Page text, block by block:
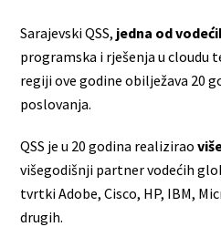
Sarajevski QSS, jedna od
programska i rješenja u cloudu
regiji ove godine obilježava 20
poslovanja.
QSS je u 20 godina realizirao
višegodišnji partner vodećih
tvrtki Adobe, Cisco, HP, IBM,
drugih.